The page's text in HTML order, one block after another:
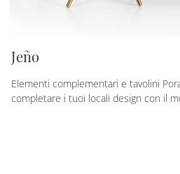
Jeño
Elementi complementari e tavolini
completare i tuoi locali design con il